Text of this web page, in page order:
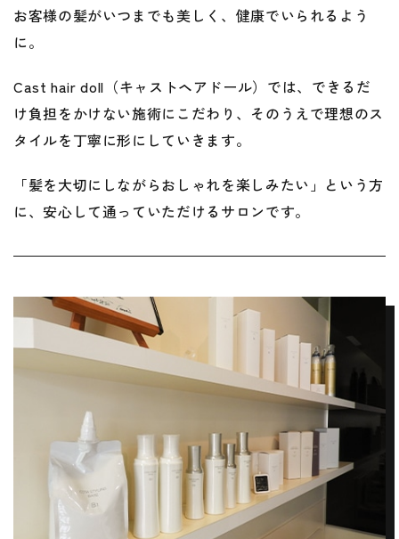
お客様の髪がいつまでも美しく、健康でいられるよう
に。
Cast hair doll（キャストヘアドール）では、できるだ
け負担をかけない施術にこだわり、 そのうえで理想のス
タイルを丁寧に形にしていきます。
「髪を大切にしながらおしゃれを楽しみたい」という方
に、安心して通っていただけるサロンです。